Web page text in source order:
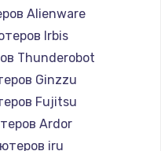
Alienware
Irbis
Thunderobot
Ginzzu
Fujitsu
Ardor
iru